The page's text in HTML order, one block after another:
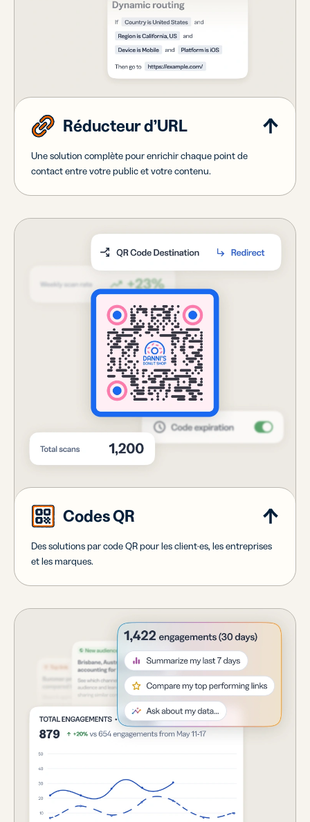
Réducteur d’URL
Une solution complète pour enrichir chaque point de
contact entre votre public et votre contenu.
Codes QR
Des solutions par code QR pour les client·es, les entreprises
et les marques.